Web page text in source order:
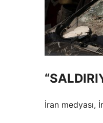
İran medyası,